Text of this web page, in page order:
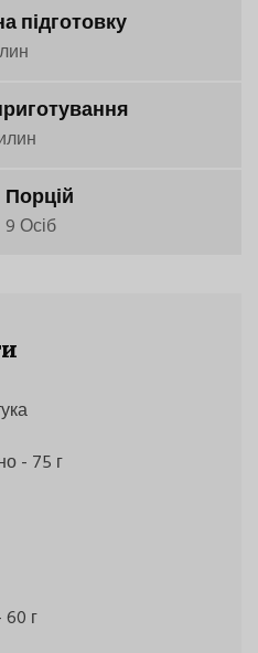
підготовку
Порцій
9 Осіб
- 75 г
60 г